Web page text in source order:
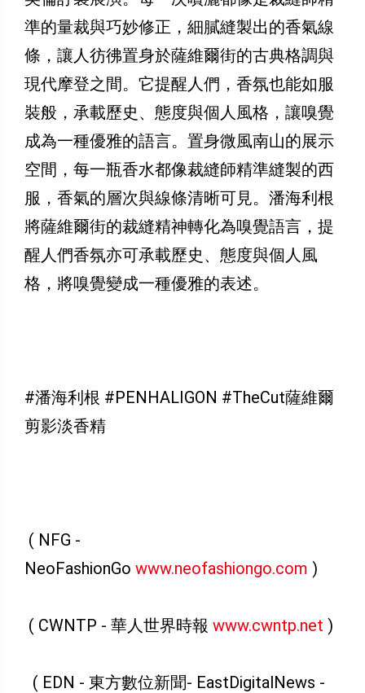
準的量裁與巧妙修正，細膩縫製出的香氣線
條，讓人彷彿置身於薩維爾街的古典格調與
現代摩登之間。它提醒人們，香氛也能如服
裝般，承載歷史、態度與個人風格，讓嗅覺
成為一種優雅的語言。置身微風南山的展示
空間，每一瓶香水都像裁縫師精準縫製的西
服，香氣的層次與線條清晰可見。潘海利根
將薩維爾街的裁縫精神轉化為嗅覺語言，提
醒人們香氛亦可承載歷史、態度與個人風
格，將嗅覺變成一種優雅的表述。
#潘海利根 #PENHALIGON #TheCut薩維爾
剪影淡香精
( NFG -
NeoFashionGo www.neofashiongo.com )
( CWNTP - 華人世界時報 www.cwntp.net )
( EDN - 東方數位新聞- EastDigitalNews -